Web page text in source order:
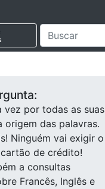
vez por todas as suas
origem das palavras.
Ninguém vai exigir o
de crédito!
a consultas
Francês, Inglês e